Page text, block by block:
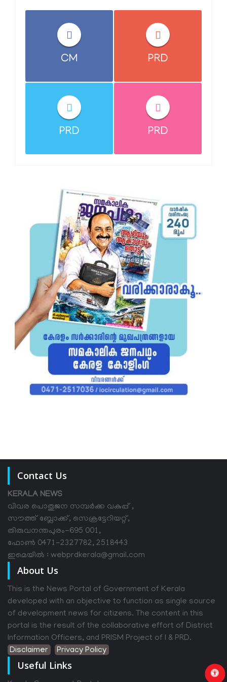
CM PRD
PRD PRD
Contact Us
KERALA NEWS
വിവര പൊതുജന സമ്പര്‍ക്ക വകുപ്പ് ,
സൗത്ത് ബ്ലോക്ക്, സെക്രട്ടേറിയറ്റ്,
തിരുവനന്തപുരം-695 001,
ഫോൺ 0471-2327782, 2518443
ഇമെയിൽ : webprdkerala@gmail.com
About Us
This is the News Portal of Government of Kerala
developed with an objective to function as single source
of development news for citizens. The content in this
portal is the result of the collaborative effort of District
Information Officers, and PRISM Project of I & PRD.
Disclaimer
Privacy Policy
Useful Links